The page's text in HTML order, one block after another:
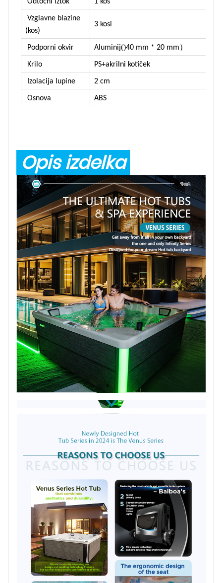
Vzglavne blazine
(kos)
3 kosi
Podporni okvir Aluminij()40 mm * 20 mm）
Krilo PS+akrilni kotiček
Izolacija lupine 2 cm
Osnova ABS
Opis izdelka